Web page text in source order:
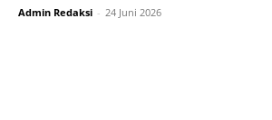
Admin Redaksi - 24 Juni 2026